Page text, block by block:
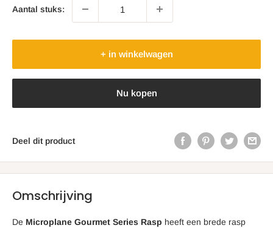
Aantal stuks:
+ in winkelwagen
Nu kopen
Deel dit product
Omschrijving
De Microplane Gourmet Series Rasp heeft een brede rasp